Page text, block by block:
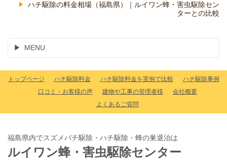
ハチ駆除の料金相場（福島県）｜ルイワン蜂・害虫駆除セン
ターとの比較
MENU
トップページ ハチ駆除料金 ハチ駆除料金を実例で比較
ハチ駆除事例
口コミ・お客様の声
建物や工事の管理者様
会社概要
よくあるご質問
福島県内でスズメバチ駆除・ハチ駆除・蜂の巣退治は
ルイワン蜂・害虫駆除センター